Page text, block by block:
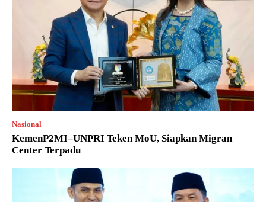
Nasional
KemenP2MI–UNPRI Teken MoU, Siapkan Migran
Center Terpadu